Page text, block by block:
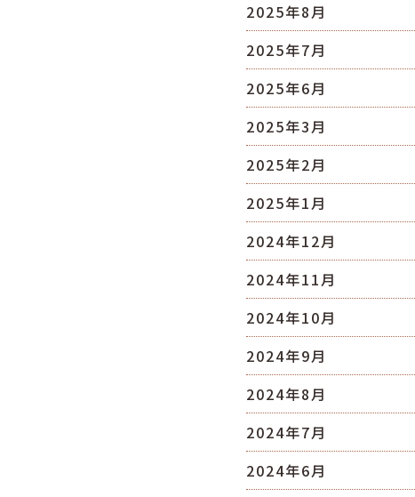
2025年8月
2025年7月
2025年6月
2025年3月
2025年2月
2025年1月
2024年12月
2024年11月
2024年10月
2024年9月
2024年8月
2024年7月
2024年6月